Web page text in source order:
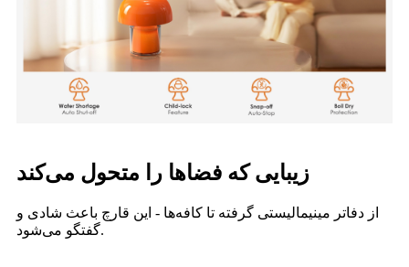
زیبایی که فضاها را متحول می‌کند
از دفاتر مینیمالیستی گرفته تا کافه‌ها - این قارچ باعث شادی و
گفتگو می‌شود.